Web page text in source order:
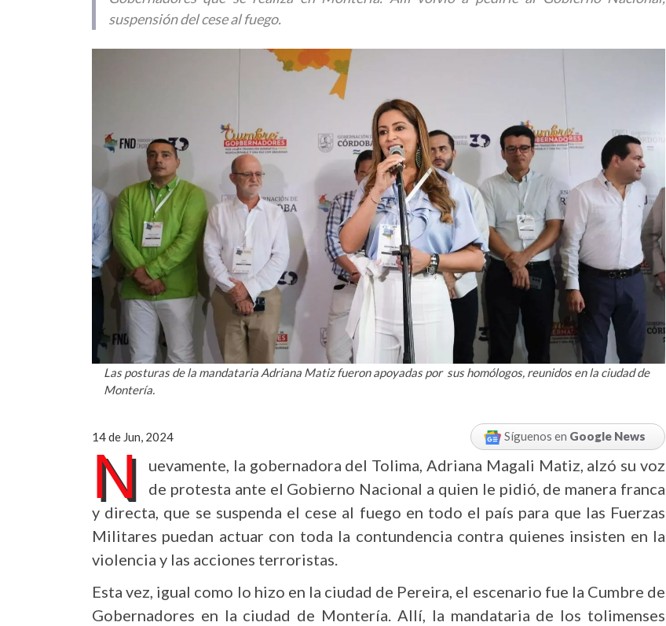
suspensión del cese al fuego.
Las posturas de la mandataria Adriana Matiz fueron apoyadas por sus homólogos, reunidos en la ciudad de
Montería.
14 de Jun, 2024 Síguenos en Google News
N
uevamente, la gobernadora del Tolima, Adriana Magali Matiz, alzó su voz
de protesta ante el Gobierno Nacional a quien le pidió, de manera franca
y directa, que se suspenda el cese al fuego en todo el país para que las Fuerzas
Militares puedan actuar con toda la contundencia contra quienes insisten en la
violencia y las acciones terroristas.
Esta vez, igual como lo hizo en la ciudad de Pereira, el escenario fue la Cumbre de
Gobernadores en la ciudad de Montería. Allí, la mandataria de los tolimenses